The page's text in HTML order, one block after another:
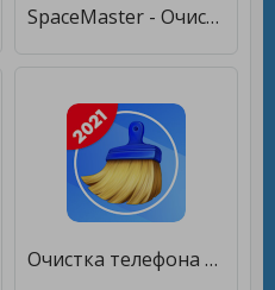
SpaceMaster - Очистка кэша, очистки телефона [Unlocked]
Очистка телефона от мусора・очиститель памяти, кэша [Полная версия]